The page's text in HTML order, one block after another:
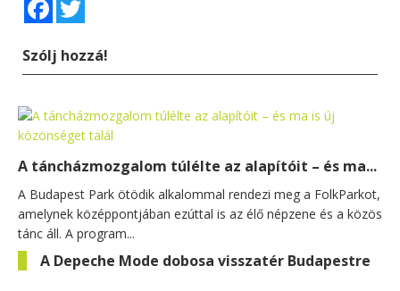
Szólj hozzá!
A táncházmozgalom túlélte az alapítóit – és ma...
A Budapest Park ötödik alkalommal rendezi meg a FolkParkot,
amelynek középpontjában ezúttal is az élő népzene és a közös
tánc áll. A program...
A Depeche Mode dobosa visszatér Budapestre